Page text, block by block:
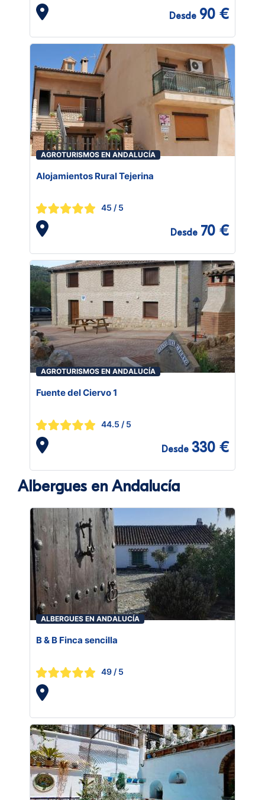
Desde 90 €
AGROTURISMOS EN ANDALUCÍA
Alojamientos Rural Tejerina
45 / 5
Desde 70 €
AGROTURISMOS EN ANDALUCÍA
Fuente del Ciervo 1
44.5 / 5
Desde 330 €
Albergues en Andalucía
ALBERGUES EN ANDALUCÍA
B & B Finca sencilla
49 / 5